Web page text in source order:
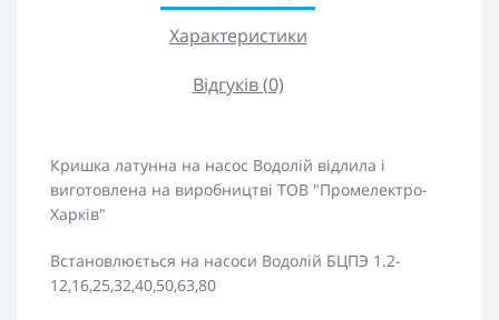
Характеристики
Відгуків (0)
Кришка латунна на насос Водолій відлила і
виготовлена на виробництві ТОВ "Промелектро-
Харків"
Встановлюється на насоси Водолій БЦПЭ 1.2-
12,16,25,32,40,50,63,80